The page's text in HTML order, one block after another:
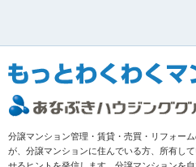
分譲マンション管理・賃貸・売買・リフォー
が、分譲マンションに住んでいる方、所有し